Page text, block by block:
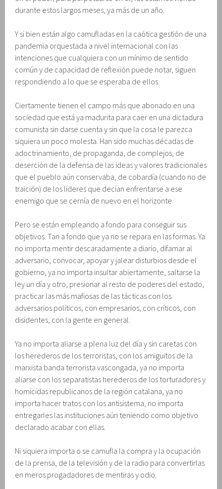
durante estos largos meses, ya más de un año.
Y si bien están algo camufladas en la caótica gestión de una
pandemia orquestada a nivel internacional con las
intenciones que cualquiera con un mínimo de sentido
común y de capacidad de reflexión puede notar, siguen
respondiendo a lo que se esperaba de ellos.
Ciertamente tienen el campo más que abonado en una
sociedad que está ya madurita para caer en una dictadura
comunista sin darse cuenta y sin que la cosa le parezca
siquiera un poco molesta. Han sido muchas décadas de
adoctrinamiento, de propaganda, de complejos, de
deserción de la defensa de las ideas y valores tradicionales
que el pueblo aún conservaba, de cobardía (cuando no de
traición) de los líderes que decían enfrentarse a ese
enemigo que se cernía de nuevo en el horizonte.
Pero se están empleando a fondo para conseguir sus
objetivos. Tan a fondo que ya no se repara en las formas. Ya
no importa mentir descaradamente a diario, difamar al
adversario, convocar, apoyar y jalear disturbios desde el
gobierno, ya no importa insultar abiertamente, saltarse la
ley un día y otro, presionar al resto de poderes del estado,
practicar las más mafiosas de las tácticas con los
adversarios políticos, con empresarios, con críticos, con
disidentes, con la gente en general.
Ya no importa aliarse a plena luz del día y sin caretas con
los herederos de los terroristas, con los amiguitos de la
marxista banda terrorista vascongada, ya no importa
aliarse con los separatistas herederos de los torturadores y
homicidas republicanos de la región catalana, ya no
importa hacer tratos con los antisistema, no importa
entregarles las instituciones aún teniendo como objetivo
declarado acabar con ellas.
Ni siquiera importa o se camufla la compra y la ocupación
de la prensa, de la televisión y de la radio para convertirlas
en meros progadadores de mentiras y odio.